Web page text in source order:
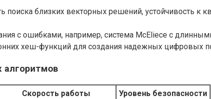
поиска близких векторных решений, устойчивость к
с ошибками, например, система McEliece с
хеш-функций для создания надежных цифровых
алгоритмов
Скорость работы
Уровень безопасности